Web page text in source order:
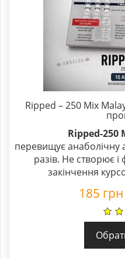
Ripped – 250 Mix
Ripped-250
перевищує анаболічну
разів. Не створює і
закінчення
185 грн